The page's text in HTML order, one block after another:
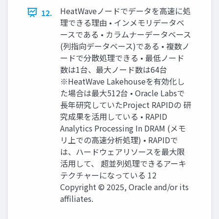
12.
HeatWaveノードでデータを⾼速に処
理できる理由 • インメモリデータベ
ースである • カラムナーデータベース
(列指向データベース)である • 複数ノ
ードで分散処理できる • 最低ノード
数は1台、最⼤ノード数は64台
※HeatWave Lakehouseを有効化し
た場合は最⼤512台 • Oracle Labsで
⻑年研究していたProject RAPIDの 研
究成果を活⽤している • RAPID
Analytics Processing In DRAM (メモ
リ上での⾼速分析処理) • RAPIDで
は、ハードウェアリソースを最⼤限
活⽤して、 超並列処理できるアーキ
テクチャーになっている 12
Copyright © 2025, Oracle and/or its
affiliates.